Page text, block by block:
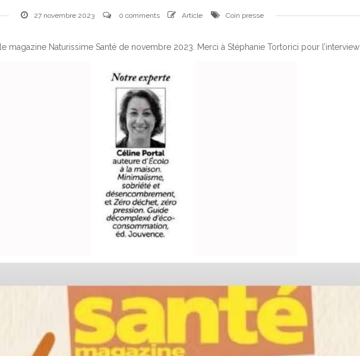
27 novembre 2023 0 comments Article Coin presse
magazine Naturissime Santé de novembre 2023. Merci à Stéphanie Tortorici pour l’interview